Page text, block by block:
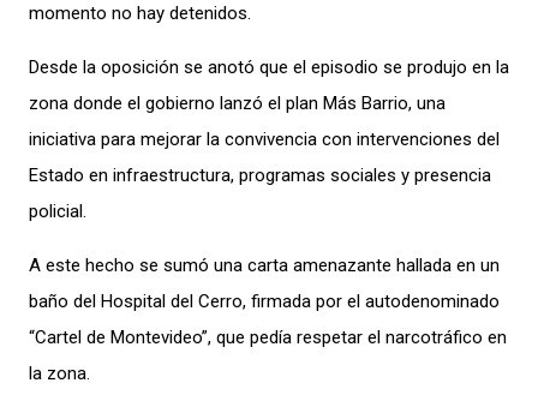
momento no hay detenidos.
Desde la oposición se anotó que el episodio se produjo en la
zona donde el gobierno lanzó el plan Más Barrio, una
iniciativa para mejorar la convivencia con intervenciones del
Estado en infraestructura, programas sociales y presencia
policial.
A este hecho se sumó una carta amenazante hallada en un
baño del Hospital del Cerro, firmada por el autodenominado
“Cartel de Montevideo”, que pedía respetar el narcotráfico en
la zona.